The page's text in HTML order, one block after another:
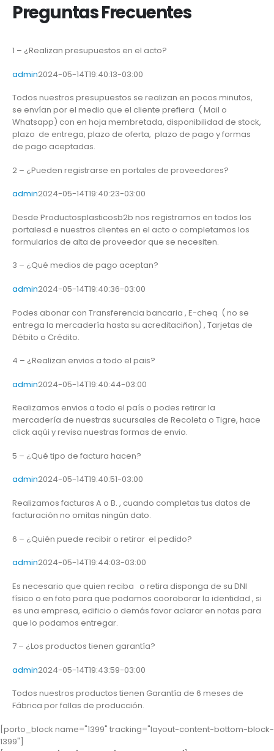
Preguntas Frecuentes
1 – ¿Realizan presupuestos en el acto?
admin2024-05-14T19:40:13-03:00
Todos nuestros presupuestos se realizan en pocos minutos,
se envían por el medio que el cliente prefiera ( Mail o
Whatsapp) con en hoja membretada, disponibilidad de stock,
plazo de entrega, plazo de oferta, plazo de pago y formas
de pago aceptadas.
2 – ¿Pueden registrarse en portales de proveedores?
admin2024-05-14T19:40:23-03:00
Desde Productosplasticosb2b nos registramos en todos los
portalesd e nuestros clientes en el acto o completamos los
formularios de alta de proveedor que se necesiten.
3 – ¿Qué medios de pago aceptan?
admin2024-05-14T19:40:36-03:00
Podes abonar con Transferencia bancaria , E-cheq ( no se
entrega la mercadería hasta su acreditaciñon) , Tarjetas de
Débito o Crédito.
4 – ¿Realizan envios a todo el pais?
admin2024-05-14T19:40:44-03:00
Realizamos envios a todo el país o podes retirar la
mercadería de nuestras sucursales de Recoleta o Tigre, hace
click aqúi y revisa nuestras formas de envio.
5 – ¿Qué tipo de factura hacen?
admin2024-05-14T19:40:51-03:00
Realizamos facturas A o B. , cuando completas tus datos de
facturación no omitas ningún dato.
6 – ¿Quién puede recibir o retirar el pedido?
admin2024-05-14T19:44:03-03:00
Es necesario que quien reciba o retira disponga de su DNI
físico o en foto para que podamos cooroborar la identidad , si
es una empresa, edificio o demás favor aclarar en notas para
que lo podamos entregar.
7 – ¿Los productos tienen garantía?
admin2024-05-14T19:43:59-03:00
Todos nuestros productos tienen Garantía de 6 meses de
Fábrica por fallas de producción.
[porto_block name="1399" tracking="layout-content-bottom-block-
1399"]